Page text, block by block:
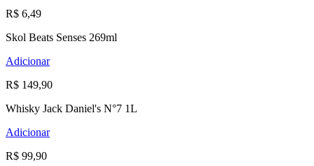
R$ 6,49
Skol Beats Senses 269ml
Adicionar
R$ 149,90
Whisky Jack Daniel's N°7 1L
Adicionar
R$ 99,90